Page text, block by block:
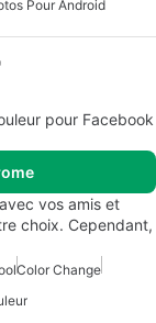
Pour Android
pour Facebook
vos amis et
choix. Cependant,
Color Change